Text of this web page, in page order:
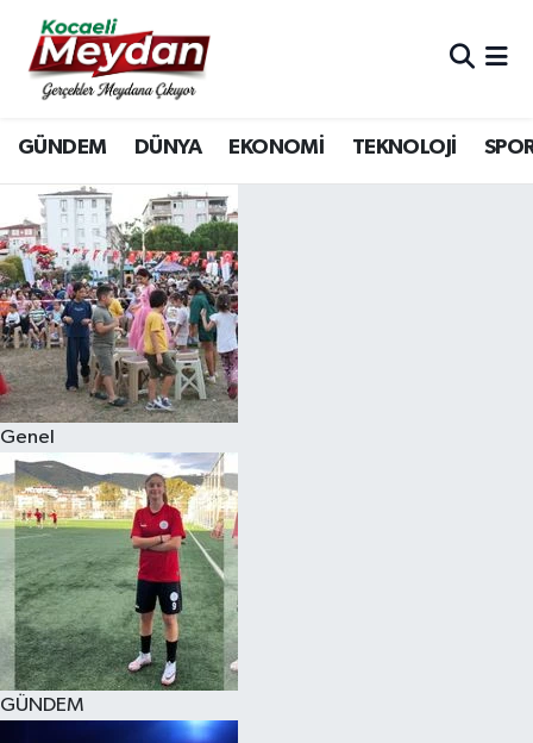
GÜNDEM DÜNYA EKONOMİ TEKNOLOJİ
Genel
GÜNDEM
Nöbetçi Eczaneler
Hava Durumu
Trafik Durumu
Süper Lig Puan Durumu ve Fikstür
Tüm Manşetler
Son Dakika Haberleri
Haber Arşivi